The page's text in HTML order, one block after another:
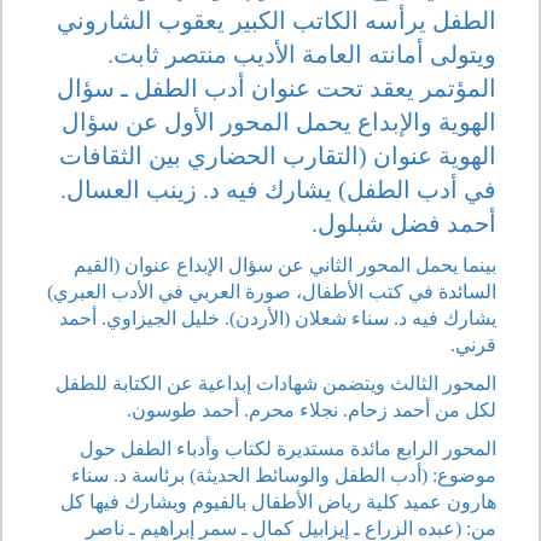
الطفل يرأسه الكاتب الكبير يعقوب الشاروني
ويتولى أمانته العامة الأديب منتصر ثابت.
المؤتمر يعقد تحت عنوان أدب الطفل ـ سؤال
الهوية والإبداع يحمل المحور الأول عن سؤال
الهوية عنوان (التقارب الحضاري بين الثقافات
في أدب الطفل) يشارك فيه د. زينب العسال.
أحمد فضل شبلول.
بينما يحمل المحور الثاني عن سؤال الإبداع عنوان (القيم
السائدة في كتب الأطفال، صورة العربي في الأدب العبري)
يشارك فيه د. سناء شعلان (الأردن). خليل الجيزاوي. أحمد
قرني.
المحور الثالث ويتضمن شهادات إبداعية عن الكتابة للطفل
لكل من أحمد زحام. نجلاء محرم. أحمد طوسون.
المحور الرابع مائدة مستديرة لكتاب وأدباء الطفل حول
موضوع: (أدب الطفل والوسائط الحديثة) برئاسة د. سناء
هارون عميد كلية رياض الأطفال بالفيوم ويشارك فيها كل
من: (عبده الزراع ـ إيزابيل كمال ـ سمر إبراهيم ـ ناصر